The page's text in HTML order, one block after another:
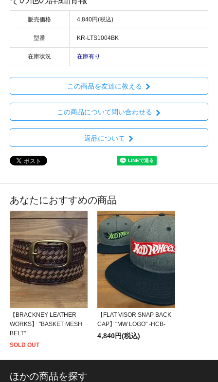
販売価格 4,840円(税込)
型番 KR-LTS1004BK
在庫状況 在庫有り
この商品を友達に教える
この商品について問い合わせる
返品について
あなたにおすすめの商品
【BRACKNEY LEATHER
WORKS】 "BASKET MESH
BELT"
SOLD OUT
【FLAT VISOR SNAP BACK
CAP】"MW LOGO" -HCB-
4,840円(税込)
ほかの商品を探す